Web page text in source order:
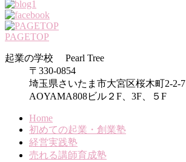
PAGETOP
起業の学校 Pearl Tree
〒330-0854
埼玉県さいたま市大宮区桜木町2-2-7
AOYAMA808ビル２F、3F、５F
Home
初めての起業・創業塾
経営実践塾
売れる講師育成塾